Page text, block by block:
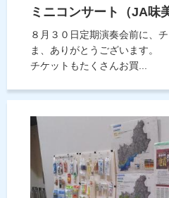
ミニコンサート（JA味
８月３０日定期演奏会前に、
ま、ありがとうございます。
チケットもたくさんお買...